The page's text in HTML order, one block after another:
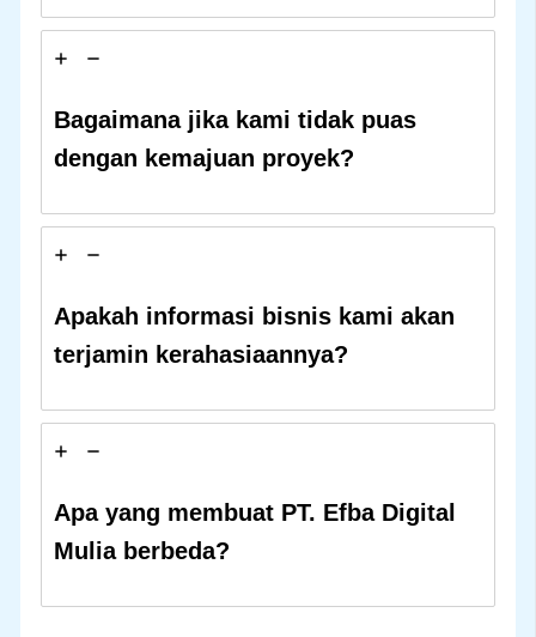
Bagaimana jika kami tidak puas
dengan kemajuan proyek?
Apakah informasi bisnis kami akan
terjamin kerahasiaannya?
Apa yang membuat PT. Efba Digital
Mulia berbeda?